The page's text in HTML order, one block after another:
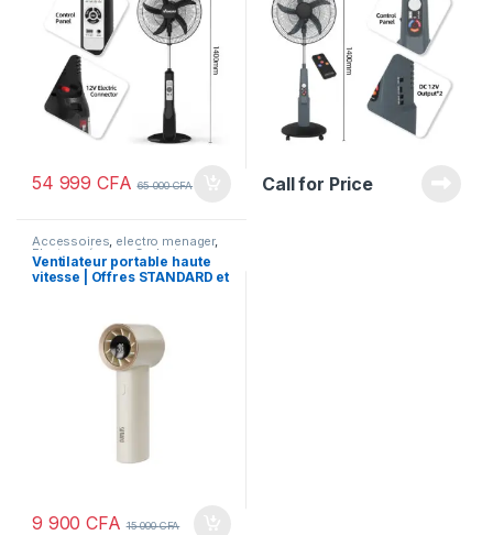
54 999CFA 65 000CFA Call for Price
Accessoires, electro menager,
Electroménager Gadgets
Gadgets & Accessoires,
Matériels de Bureau,ventilateur
rechargeable
Ventilateur portable haute
vitesse | Offres STANDARD et
9 900CFA 15 000CFA